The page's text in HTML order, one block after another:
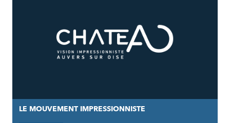
LE MOUVEMENT IMPRESSIONNISTE